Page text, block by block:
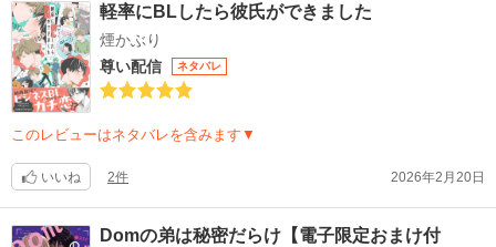
軽率にBLしたら彼氏ができました
煙かぶり
尊い配信
ネタバレ
このレビューはネタバレを含みます▼
いいね 2件 2026年2月20日
Domの弟は秘密だらけ【電子限定おまけ付